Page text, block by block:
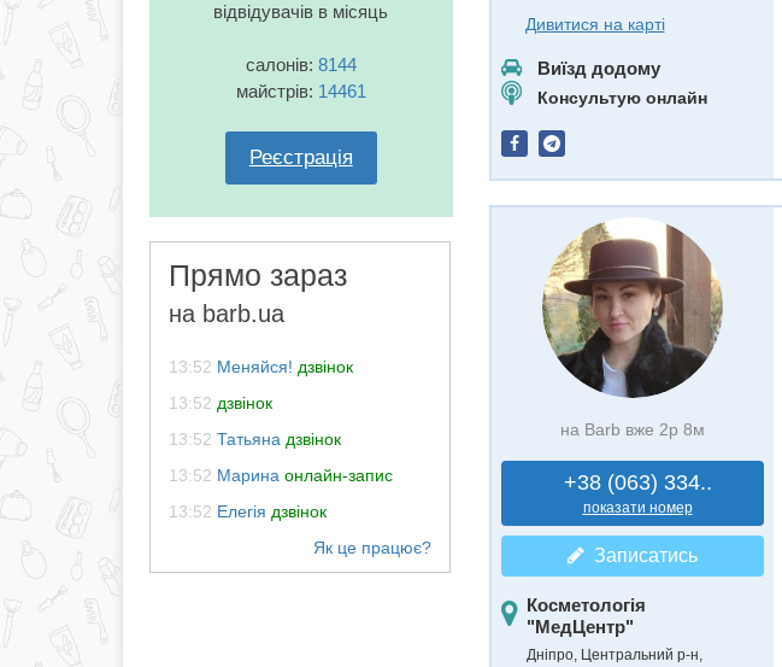
відвідувачів в місяць
салонів: 8144
майстрів: 14461
Реєстрація
Прямо зараз
на barb.ua
13:52 Меняйся! дзвінок
13:52 дзвінок
13:52 Татьяна дзвінок
13:52 Марина онлайн-запис
13:52 Елегія дзвінок
Дивитися на карті
Виїзд додому
Консультую онлайн
на Barb вже 2р 8м
+38 (063) 334..
показати номер
Записатись
Косметологія
"МедЦентр"
Дніпро, Центральний р-н,